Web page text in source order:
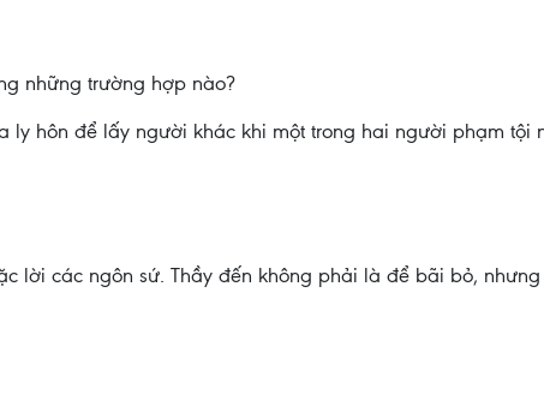
những trường hợp nào?
ly hôn để lấy người khác khi một trong hai người phạm tội
lời các ngôn sứ. Thầy đến không phải là để bãi bỏ, nhưng